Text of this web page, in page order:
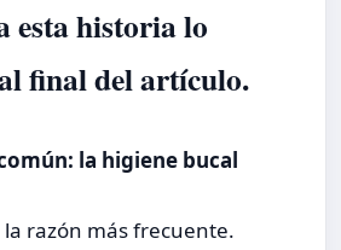
esta historia lo
final del artículo.
la higiene bucal
la razón más frecuente.